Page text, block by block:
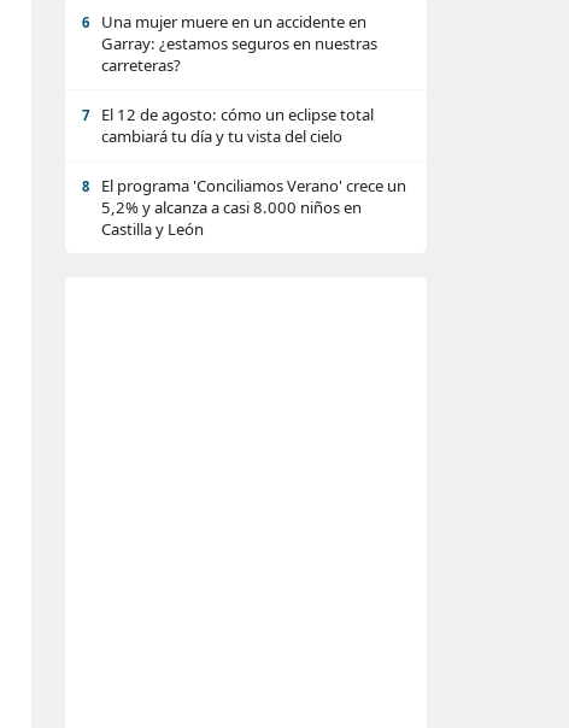
6
Una mujer muere en un accidente en
Garray: ¿estamos seguros en nuestras
carreteras?
7
El 12 de agosto: cómo un eclipse total
cambiará tu día y tu vista del cielo
8
El programa 'Conciliamos Verano' crece un
5,2% y alcanza a casi 8.000 niños en
Castilla y León